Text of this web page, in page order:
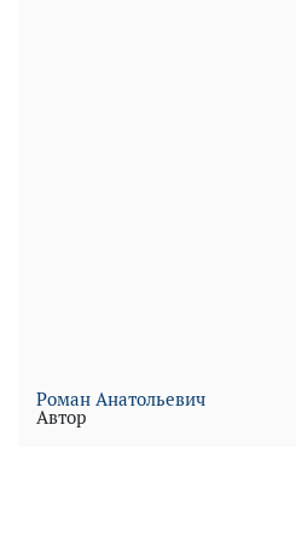
Роман Анатольевич
Автор